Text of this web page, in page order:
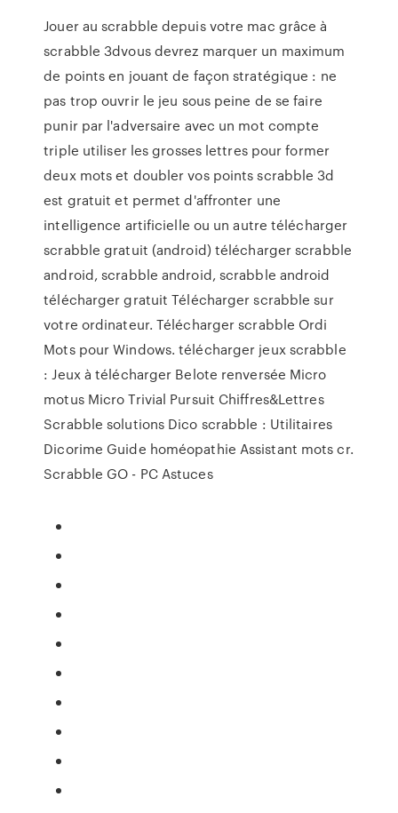
Jouer au scrabble depuis votre mac grâce à
scrabble 3dvous devrez marquer un maximum
de points en jouant de façon stratégique : ne
pas trop ouvrir le jeu sous peine de se faire
punir par l'adversaire avec un mot compte
triple utiliser les grosses lettres pour former
deux mots et doubler vos points scrabble 3d
est gratuit et permet d'affronter une
intelligence artificielle ou un autre télécharger
scrabble gratuit (android) télécharger scrabble
android, scrabble android, scrabble android
télécharger gratuit Télécharger scrabble sur
votre ordinateur. Télécharger scrabble Ordi
Mots pour Windows. télécharger jeux scrabble
: Jeux à télécharger Belote renversée Micro
motus Micro Trivial Pursuit Chiffres&Lettres
Scrabble solutions Dico scrabble : Utilitaires
Dicorime Guide homéopathie Assistant mots cr.
Scrabble GO - PC Astuces